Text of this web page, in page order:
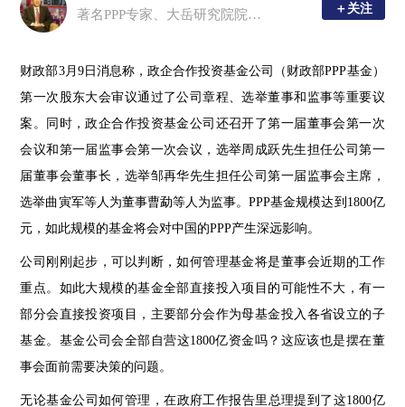
著名PPP专家、大岳研究院院长。010-88086760，jin@dayue.com。 ＋关注
＋关注
财政部3月9日消息称，政企合作投资基金公司（财政部PPP基金）
第一次股东大会审议通过了公司章程、选举董事和监事等重要议
案。同时，政企合作投资基金公司还召开了第一届董事会第一次
会议和第一届监事会第一次会议，选举周成跃先生担任公司第一
届董事会董事长，选举邹再华先生担任公司第一届监事会主席，
选举曲寅军等人为董事曹勐等人为监事。PPP基金规模达到 1800亿
元，如此规模的基金将会对中国的PPP产生深远影响。
公司刚刚起步，可以判断，如何管理基金将是董事会近期的工作
重点。如此大规模的基金全部直接投入项目的可能性不大，有一
部分会直接投资项目，主要部分会作为母基金投入各省设立的子
基金。基金公司会全部自营这1800亿资金吗？这应该也是摆在董
事会面前需要决策的问题。
无论基金公司如何管理，在政府工作报告里总理提到了这1800亿